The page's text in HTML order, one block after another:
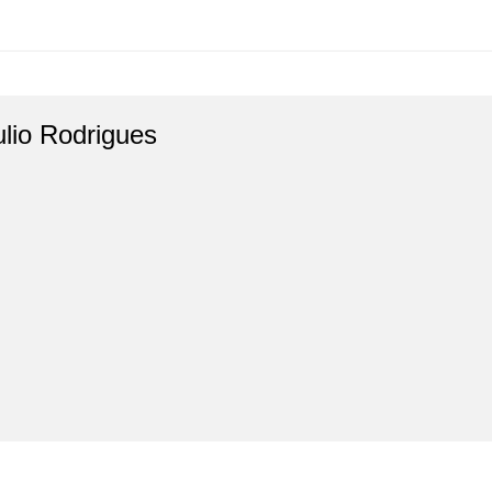
Rodrigues